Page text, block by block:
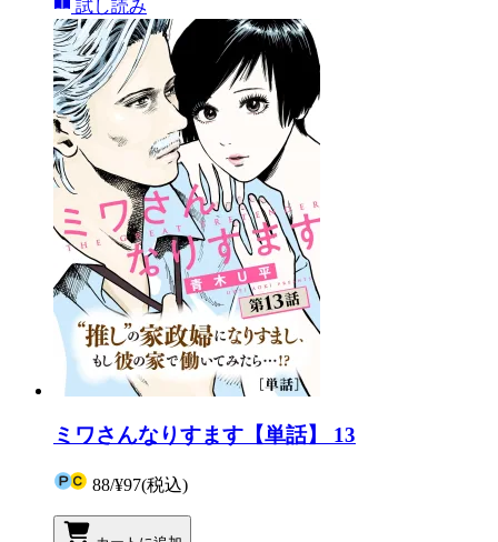
試し読み
ミワさんなりすます【単話】 13
88/¥97(税込)